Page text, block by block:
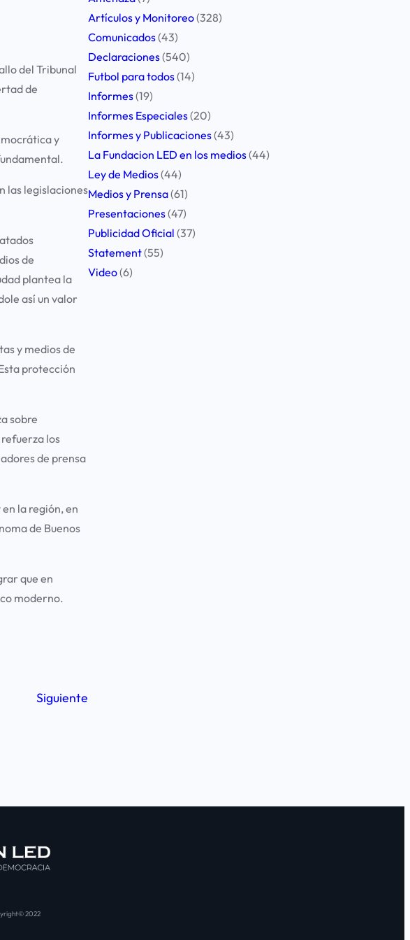
del Tribunal
de
y
las legislaciones
de
plantea la
así un valor
y medios de
protección
sobre
los
de prensa
la región, en
de Buenos
que en
moderno.
Siguiente
Artículos y Monitoreo(328)
Comunicados(43)
Declaraciones(540)
Futbol para todos(14)
Informes(19)
Informes Especiales(20)
Informes y Publicaciones(43)
La Fundacion LED en los medios(44)
Ley de Medios(44)
Medios y Prensa(61)
Presentaciones(47)
Publicidad Oficial (37)
Statement(55)
Video(6)
2022